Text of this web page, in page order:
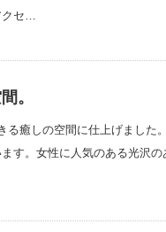
クセ…
。
る癒しの空間に仕上げました
す。女性に人気のある光沢